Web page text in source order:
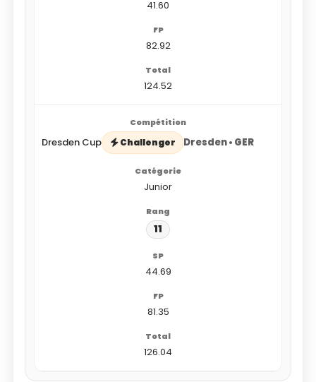
41.60
82.92
124.52
Dresden Cup Challenger Dresden • GER
Junior
11
44.69
81.35
126.04